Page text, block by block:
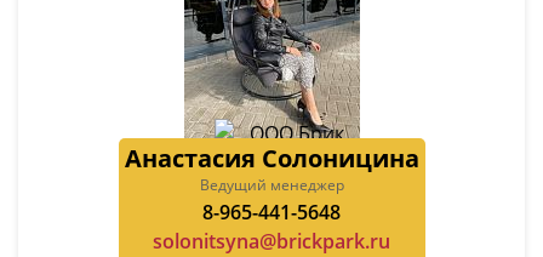
Анастасия Солоницина
Ведущий менеджер
8-965-441-5648
solonitsyna@brickpark.ru